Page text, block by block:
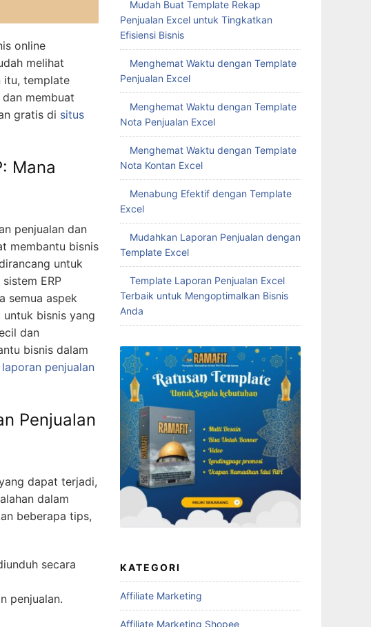
online
melihat
itu, template
membuat
gratis di situs
Mana
penjualan dan
membantu bisnis
untuk
ERP
semua aspek
untuk bisnis yang
dan
bisnis dalam
penjualan
Penjualan
dapat terjadi,
dalam
beberapa tips,
secara
penjualan.
Mudah Buat Template Rekap
Penjualan Excel untuk Tingkatkan
Efisiensi Bisnis
Menghemat Waktu dengan Template
Penjualan Excel
Menghemat Waktu dengan Template
Nota Penjualan Excel
Menghemat Waktu dengan Template
Nota Kontan Excel
Menabung Efektif dengan Template
Excel
Mudahkan Laporan Penjualan dengan
Template Excel
Template Laporan Penjualan Excel
Terbaik untuk Mengoptimalkan Bisnis
Anda
KATEGORI
Affiliate Marketing
Affiliate Marketing Shopee